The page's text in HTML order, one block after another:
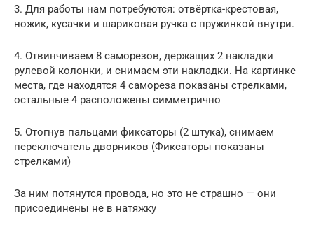
3. Для работы нам потребуются: отвёртка-крестовая,
ножик, кусачки и шариковая ручка с пружинкой внутри.
4. Отвинчиваем 8 саморезов, держащих 2 накладки
рулевой колонки, и снимаем эти накладки. На картинке
места, где находятся 4 самореза показаны стрелками,
остальные 4 расположены симметрично
5. Отогнув пальцами фиксаторы (2 штука), снимаем
переключатель дворников (Фиксаторы показаны
стрелками)
За ним потянутся провода, но это не страшно — они
присоединены не в натяжку